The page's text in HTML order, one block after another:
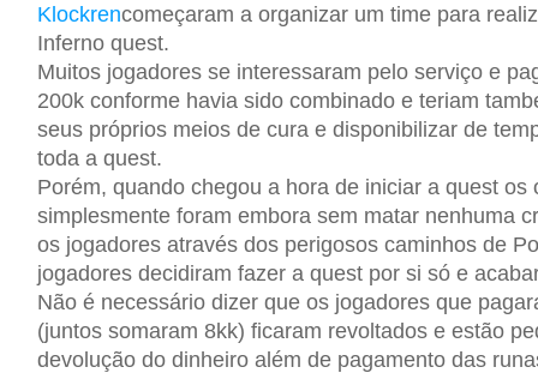
Klockrencomeçaram a organizar um time para
Inferno quest.
Muitos jogadores se interessaram pelo serviço e
200k conforme havia sido combinado e teriam
seus próprios meios de cura e disponibilizar de
toda a quest.
Porém, quando chegou a hora de iniciar a quest os
simplesmente foram embora sem matar nenhuma
os jogadores através dos perigosos caminhos de
jogadores decidiram fazer a quest por si só e
Não é necessário dizer que os jogadores que
(juntos somaram 8kk) ficaram revoltados e estão
devolução do dinheiro além de pagamento das